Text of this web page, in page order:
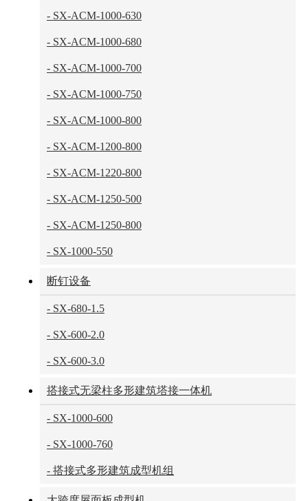
- SX-ACM-1000-630
- SX-ACM-1000-680
- SX-ACM-1000-700
- SX-ACM-1000-750
- SX-ACM-1000-800
- SX-ACM-1200-800
- SX-ACM-1220-800
- SX-ACM-1250-500
- SX-ACM-1250-800
- SX-1000-550
断钉设备
- SX-680-1.5
- SX-600-2.0
- SX-600-3.0
搭接式无梁柱多形建筑塔接一体机
- SX-1000-600
- SX-1000-760
- 搭接式多形建筑成型机组